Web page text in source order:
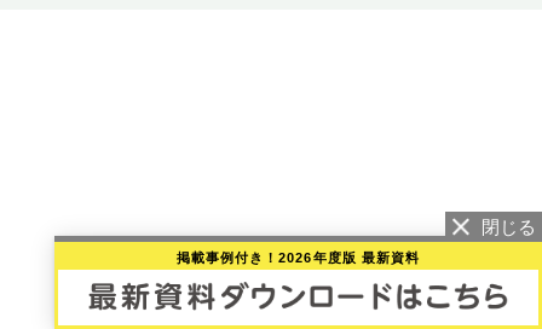
掲載事例付き！2026年度版 最新資料